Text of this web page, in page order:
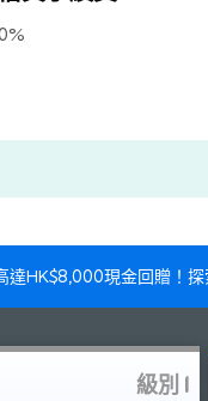
HK$8,000現金回贈！
級別 1